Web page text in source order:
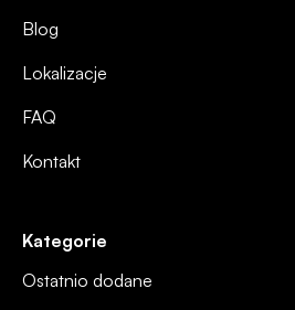
Blog
Lokalizacje
FAQ
Kontakt
Kategorie
Ostatnio dodane